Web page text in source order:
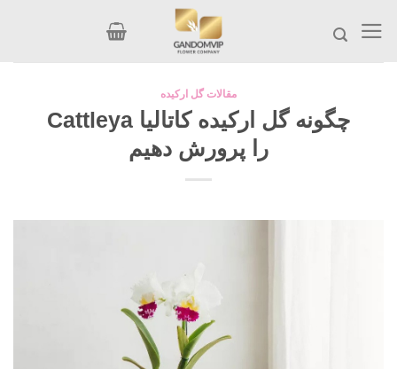
content
مقالات گل ارکیده
چگونه گل ارکیده کاتالیا Cattleya
را پرورش دهیم